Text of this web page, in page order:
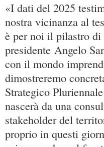
«I dati del 2025
nostra vicinanza al
è per noi il pilastro
presidente Angelo
con il mondo
dimostreremo
Strategico
nascerà da una
stakeholder del
proprio in questi